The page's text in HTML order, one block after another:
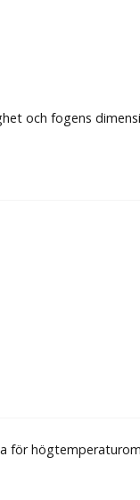
och fogens
för